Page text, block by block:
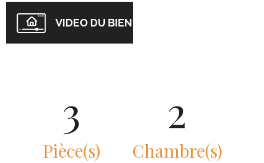
VIDEO DU BIEN
3
Pièce(s)
2
Chambre(s)